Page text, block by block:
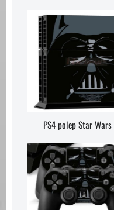
PS4 polep Star Wars